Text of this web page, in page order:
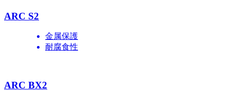
ARC S2
金属保護
耐腐食性
ARC BX2